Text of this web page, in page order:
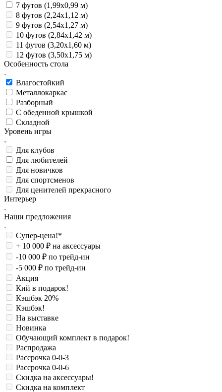
7 футов (1,99х0,99 м)
8 футов (2,24х1,12 м)
9 футов (2,54х1,27 м)
10 футов (2,84х1,42 м)
11 футов (3,20х1,60 м)
12 футов (3,50х1,75 м)
Особенность стола
Влагостойкий
Металлокаркас
Разборный
С обеденной крышкой
Складной
Уровень игры
Для клубов
Для любителей
Для новичков
Для спортсменов
Для ценителей прекрасного
Интерьер
Наши предложения
Супер-цена!*
+ 10 000 ₽ на аксессуары
-10 000 ₽ по трейд-ин
-5 000 ₽ по трейд-ин
Акция
Кий в подарок!
Кэшбэк 20%
Кэшбэк!
На выставке
Новинка
Обучающий комплект в подарок!
Распродажа
Рассрочка 0-0-3
Рассрочка 0-0-6
Скидка на аксессуары!
Скидка на комплект